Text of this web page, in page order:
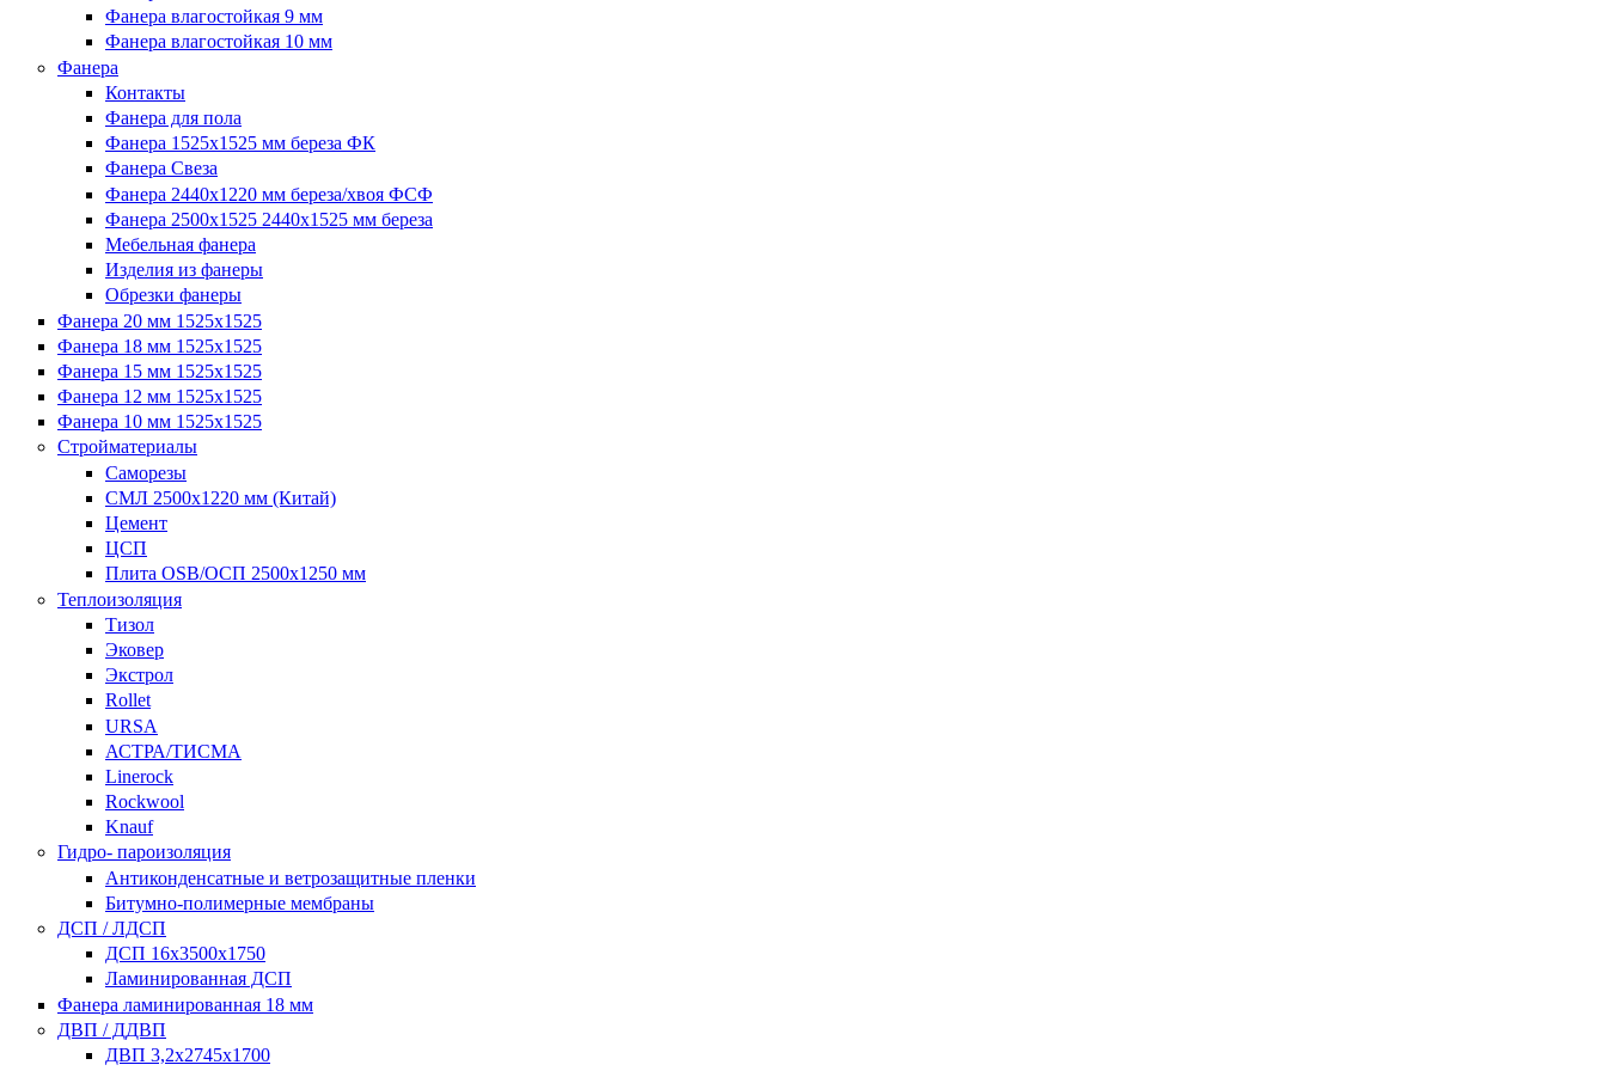
Фанера влагостойкая 9 мм
Фанера влагостойкая 10 мм
Фанера
Контакты
Фанера для пола
Фанера 1525x1525 мм береза ФК
Фанера Свеза
Фанера 2440x1220 мм береза/хвоя ФСФ
Фанера 2500x1525 2440x1525 мм береза
Мебельная фанера
Изделия из фанеры
Обрезки фанеры
Фанера 20 мм 1525х1525
Фанера 18 мм 1525х1525
Фанера 15 мм 1525х1525
Фанера 12 мм 1525х1525
Фанера 10 мм 1525х1525
Стройматериалы
Саморезы
СМЛ 2500х1220 мм (Китай)
Цемент
ЦСП
Плита OSB/ОСП 2500х1250 мм
Теплоизоляция
Тизол
Эковер
Экстрол
Rollet
URSA
АСТРА/ТИСМА
Linerock
Rockwool
Knauf
Гидро- пароизоляция
Антиконденсатные и ветрозащитные пленки
Битумно-полимерные мембраны
ДСП / ЛДСП
ДСП 16х3500х1750
Ламинированная ДСП
Фанера ламинированная 18 мм
ДВП / ДДВП
ДВП 3,2х2745х1700